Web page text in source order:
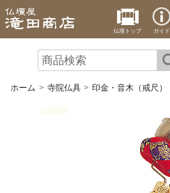
仏壇トップ ガイド
ホーム 寺院仏具 印金・音木（戒尺）